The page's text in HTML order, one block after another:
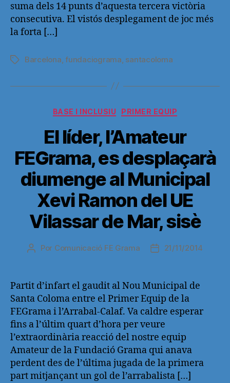
suma dels 14 punts d’aquesta tercera victòria
consecutiva. El vistós desplegament de joc més
la forta […]
Etiquetas
Barcelona fundaciograma santacoloma
Categorías
BASE I INCLUSIU PRIMER EQUIP
El líder, l’Amateur
FEGrama, es desplaçarà
diumenge al Municipal
Xevi Ramon del UE
Vilassar de Mar, sisè
Autor
entrada
Por Comunicació FE Grama
Fecha
entrada
21/11/2014
Partit d’infart el gaudit al Nou Municipal de
Santa Coloma entre el Primer Equip de la
FEGrama i l’Arrabal-Calaf. Va caldre esperar
fins a l’últim quart d’hora per veure
l’extraordinària reacció del nostre equip
Amateur de la Fundació Grama qui anava
perdent des de l’última jugada de la primera
part mitjançant un gol de l’arrabalista […]